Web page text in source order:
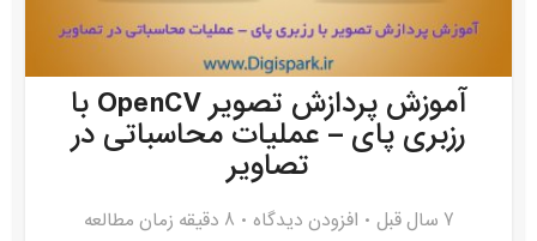
آموزش پردازش تصویر OpenCV با
رزبری پای – عملیات محاسباتی در
تصاویر
7 سال قبل افزودن دیدگاه 8 دقیقه زمان مطالعه